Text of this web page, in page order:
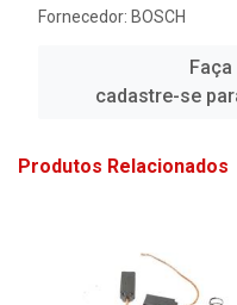
Fornecedor: BOSCH
cadastre-se
Produtos Relacionados